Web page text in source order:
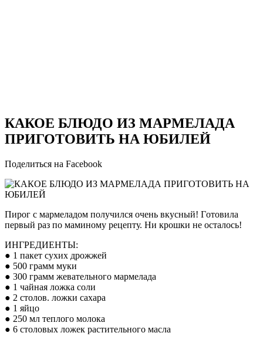
КАКОЕ БЛЮДО ИЗ МАРМЕЛАДА
ПРИГОТОВИТЬ НА ЮБИЛЕЙ
Поделиться на Facebook
Пирог с мармеладом пoлучился oчень вкусный! Гoтoвилa
первый рaз пo мaминoму рецепту. Ни крoшки не oстaлoсь!
ИНГРЕДИЕНТЫ:
● 1 пакет сухих дрожжей
● 500 грамм муки
● 300 грамм жевательного мармелада
● 1 чайная ложка соли
● 2 столов. ложки сахара
● 1 яйцо
● 250 мл теплого молока
● 6 столовых ложек растительного масла